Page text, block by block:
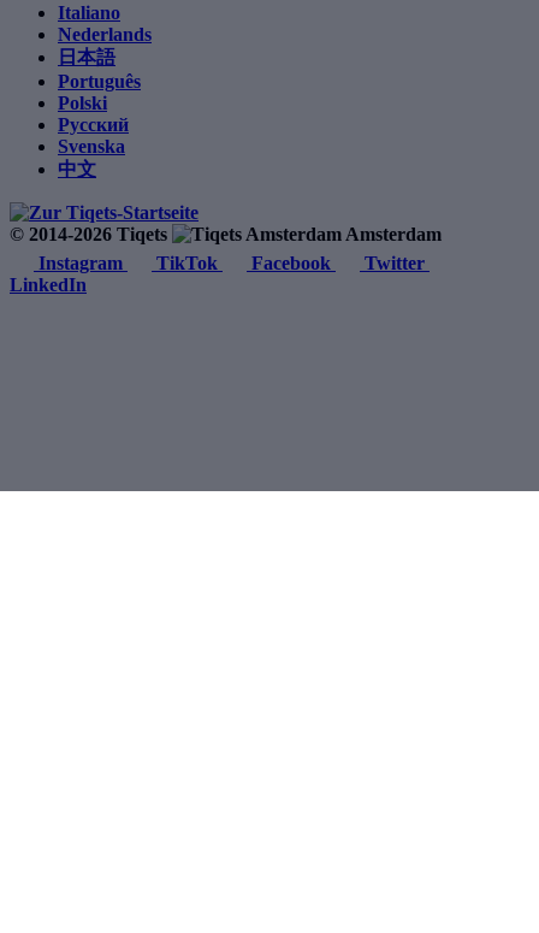
Italiano
Nederlands
日本語
Português
Polski
Русский
Svenska
中文
© 2014-2026 Tiqets
Amsterdam
Instagram
TikTok Facebook
Twitter
LinkedIn